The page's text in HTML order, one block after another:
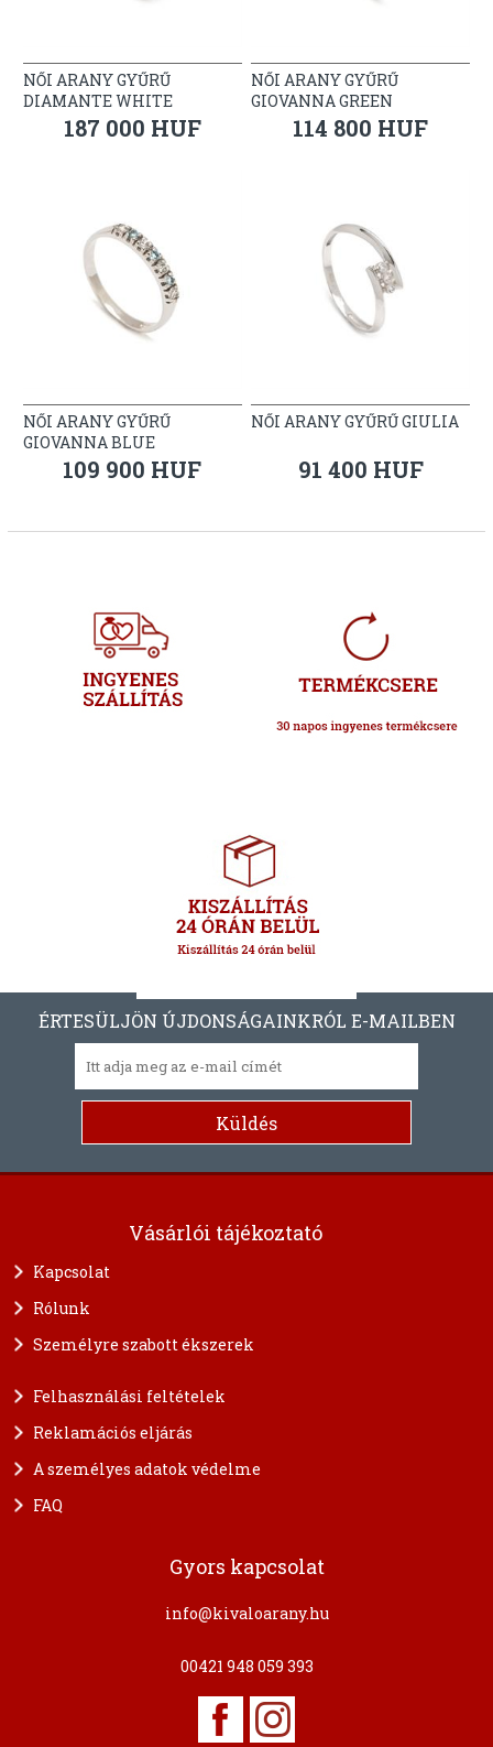
NŐI ARANY GYŰRŰ
DIAMANTE WHITE
187 000 HUF
NŐI ARANY GYŰRŰ
GIOVANNA GREEN
114 800 HUF
NŐI ARANY GYŰRŰ
GIOVANNA BLUE
109 900 HUF
NŐI ARANY GYŰRŰ GIULIA
91 400 HUF
ÉRTESÜLJÖN ÚJDONSÁGAINKRÓL E-MAILBEN
Vásárlói tájékoztató
Kapcsolat
Rólunk
Személyre szabott ékszerek
Felhasználási feltételek
Reklamációs eljárás
A személyes adatok védelme
FAQ
Gyors kapcsolat
info@kivaloarany.hu
00421 948 059 393